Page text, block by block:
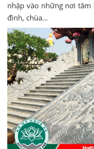
nhập vào những nơi
đình, chùa…